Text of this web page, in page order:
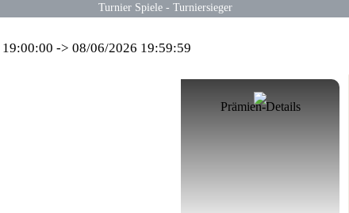
Turnier Spiele- Turniersieger
->08/06/2026 19:59:59
Prämien-Details